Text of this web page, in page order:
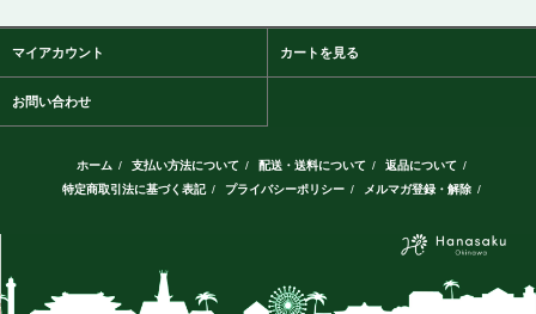
マイアカウント カートを見る
お問い合わせ
ホーム / 支払い方法について / 配送・送料について / 返品について /
特定商取引法に基づく表記 / プライバシーポリシー / メルマガ登録・解除 /